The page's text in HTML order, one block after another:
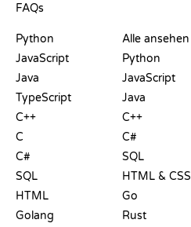
FAQs
Python
JavaScript
Java
TypeScript
C++
C
C#
SQL
HTML
Golang
Alle ansehen
Python
JavaScript
Java
C++
C#
SQL
HTML & CSS
Go
Rust